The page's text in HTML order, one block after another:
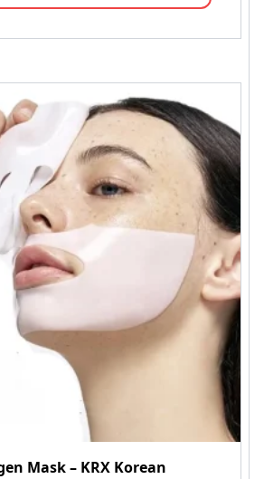
Mask – KRX Korean